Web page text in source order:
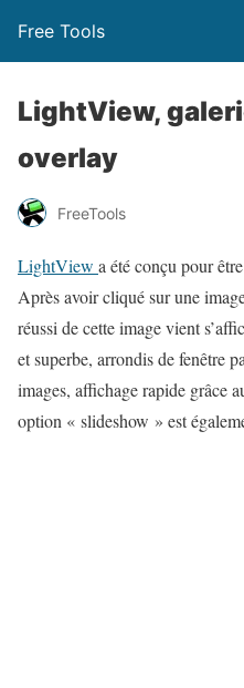
Free Tools
LightView,
overlay
FreeTools
LightView a été conçu pour
Après avoir cliqué sur une
réussi de cette image vient
et superbe, arrondis de fenêtre
images, affichage rapide grâce
option « slideshow » est